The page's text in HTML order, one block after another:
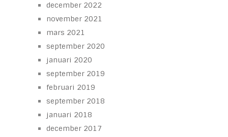
december 2022
november 2021
mars 2021
september 2020
januari 2020
september 2019
februari 2019
september 2018
januari 2018
december 2017